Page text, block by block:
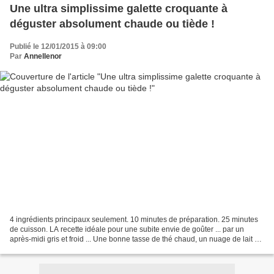
Une ultra simplissime galette croquante à
déguster absolument chaude ou tiède !
Publié le 12/01/2015 à 09:00
Par Annellenor
4 ingrédients principaux seulement. 10 minutes de préparation. 25 minutes
de cuisson. LA recette idéale pour une subite envie de goûter ... par un
après-midi gris et froid ... Une bonne tasse de thé chaud, un nuage de lait et